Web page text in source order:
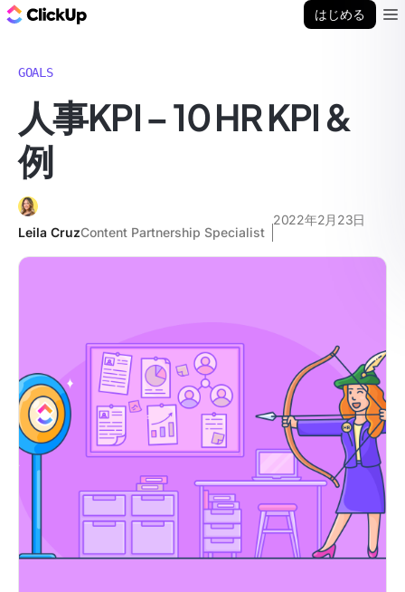
はじめる
GOALS
人事KPI – 10 HR KPI &
例
Leila CruzContent Partnership Specialist
2022年2月23日